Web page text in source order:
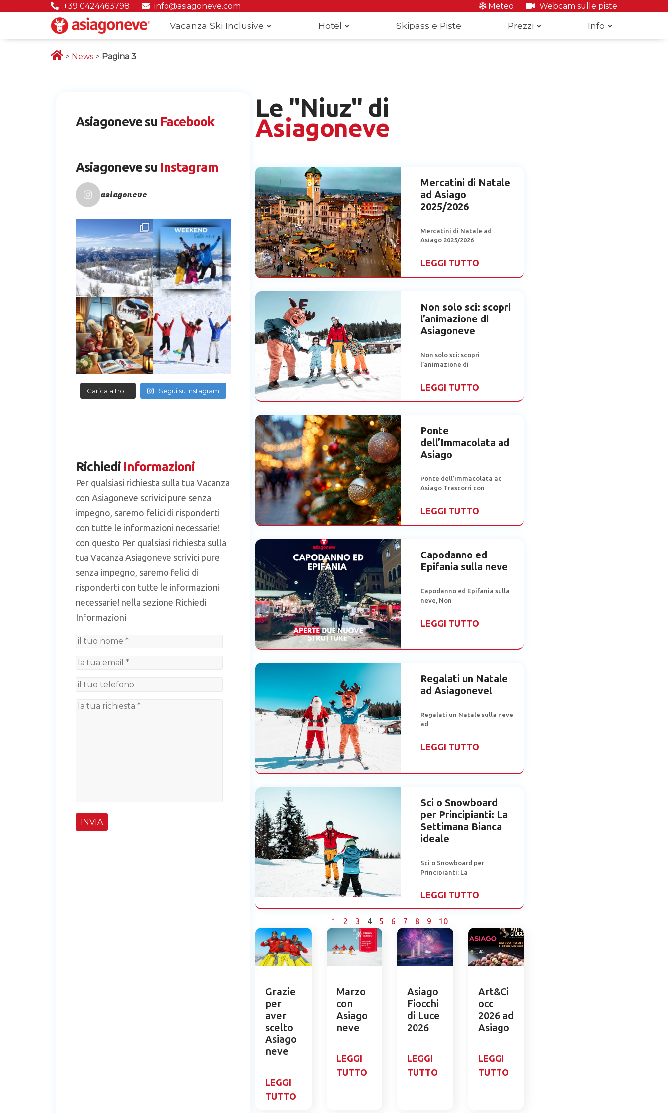
+39 0424463798 info@asiagoneve.com Meteo Webcam sulle piste
Vacanza Ski Inclusive Hotel Skipass e Piste Prezzi Info
> News > Pagina 3
Asiagoneve su Facebook
Asiagoneve su Instagram
asiagoneve
Carica altro… Segui su Instagram
Richiedi Informazioni
Per qualsiasi richiesta sulla tua Vacanza
con Asiagoneve scrivici pure senza
impegno, saremo felici di risponderti
con tutte le informazioni necessarie!
con questo Per qualsiasi richiesta sulla
tua Vacanza Asiagoneve scrivici pure
senza impegno, saremo felici di
risponderti con tutte le informazioni
necessarie! nella sezione Richiedi
Informazioni
Le "Niuz" di
Asiagoneve
Mercatini di Natale
ad Asiago
2025/2026
Mercatini di Natale ad
Asiago 2025/2026
LEGGI TUTTO
Non solo sci: scopri
l’animazione di
Asiagoneve
Non solo sci: scopri
l’animazione di
LEGGI TUTTO
Ponte
dell’Immacolata ad
Asiago
Ponte dell’Immacolata ad
Asiago Trascorri con
LEGGI TUTTO
Capodanno ed
Epifania sulla neve
Capodanno ed Epifania sulla
neve, Non
LEGGI TUTTO
Regalati un Natale
ad Asiagoneve!
Regalati un Natale sulla neve
ad
LEGGI TUTTO
Sci o Snowboard
per Principianti: La
Settimana Bianca
ideale
Sci o Snowboard per
Principianti: La
LEGGI TUTTO
1 2 3 4 5 6 7 8 9 10
Grazie
per
aver
scelto
Asiago
neve
LEGGI
TUTTO
Marzo
con
Asiago
neve
LEGGI
TUTTO
Asiago
Fiocchi
di Luce
2026
LEGGI
TUTTO
Art&Ci
occ
2026 ad
Asiago
LEGGI
TUTTO